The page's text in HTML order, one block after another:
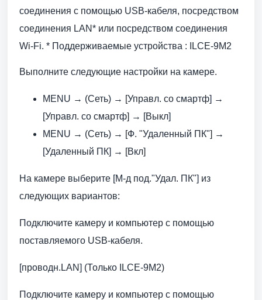
соединения с помощью USB-кабеля, посредством
соединения LAN* или посредством соединения
Wi-Fi. * Поддерживаемые устройства : ILCE-9M2
Выполните следующие настройки на камере.
MENU → (Сеть) → [Управл. со смартф] →
[Управл. со смартф] → [Выкл]
MENU → (Сеть) → [Ф. "Удаленный ПК"] →
[Удаленный ПК] → [Вкл]
На камере выберите [М-д под."Удал. ПК"] из
следующих вариантов:
Подключите камеру и компьютер с помощью
поставляемого USB-кабеля.
[проводн.LAN] (Только ILCE-9M2)
Подключите камеру и компьютер с помощью